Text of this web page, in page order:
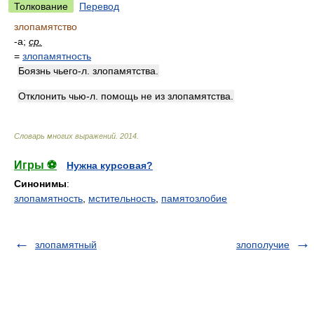
Толкование
Перевод
злопамятство
-а; ср.
= злопамятность
Боязнь чьего-л. злопамятства.
Отклонить чью-л. помощь не из злопамятства.
Словарь многих выражений 2014
Игры ⚽
Нужна курсовая?
Синонимы:
злопамятность мстительность памятозлобие
злопамятный злополучие